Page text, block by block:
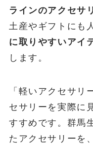
ラインのアクセサ
土産やギフトにも
に取りやすいアイ
します。
「軽いアクセサリ
セサリーを実際に
すすめです。群馬
たアクセサリーを